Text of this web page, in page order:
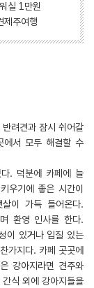
실 1만원
제주여행
려견과 잠시 쉬어갈
에서 모두 해결할 수
. 덕분에 카페에 늘
우기에 좋은 시간이
이 가득 들어온다.
환영 인사를 한다.
이 있거나 입질 있는
가지다. 카페 곳곳에
강아지라면 견주와
식 외에 강아지들을